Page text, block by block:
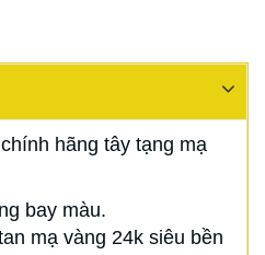
hãng tây tạng mạ
bay màu.
mạ vàng 24k siêu bền